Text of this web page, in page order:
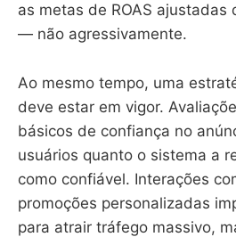
as metas de ROAS ajustadas
— não agressivamente.
Ao mesmo tempo, uma
deve estar em vigor.
básicos de confiança no
usuários quanto o sistema a
como confiável. Interações
promoções personalizadas
para atrair tráfego massivo,